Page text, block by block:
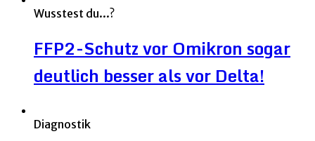
Wusstest du...?
FFP2-Schutz vor Omikron sogar
deutlich besser als vor Delta!
Diagnostik